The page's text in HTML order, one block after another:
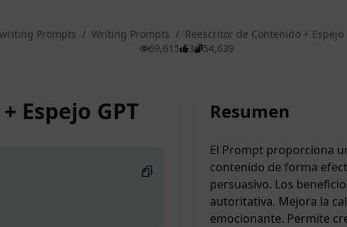
Prompts / Writing Prompts / Reescritor de Contenido + Espejo
69,615
3 54,639
Espejo GPT Resumen
El Prompt proporciona
contenido de forma
persuasivo. Los
autoritativa. Mejora la
emocionante. Permite